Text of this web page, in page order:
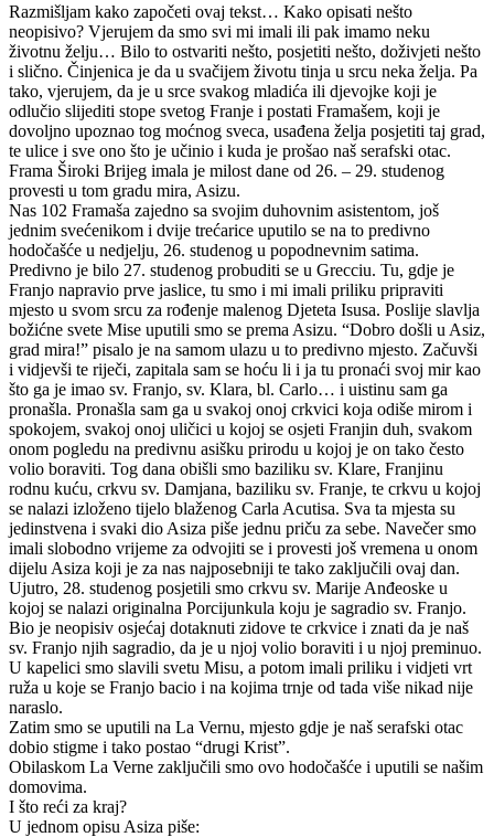
Razmišljam kako započeti ovaj tekst… Kako opisati nešto
neopisivo? Vjerujem da smo svi mi imali ili pak imamo neku
životnu želju… Bilo to ostvariti nešto, posjetiti nešto, doživjeti nešto
i slično. Činjenica je da u svačijem životu tinja u srcu neka želja. Pa
tako, vjerujem, da je u srce svakog mladića ili djevojke koji je
odlučio slijediti stope svetog Franje i postati Framašem, koji je
dovoljno upoznao tog moćnog sveca, usađena želja posjetiti taj grad,
te ulice i sve ono što je učinio i kuda je prošao naš serafski otac.
Frama Široki Brijeg imala je milost dane od 26. – 29. studenog
provesti u tom gradu mira, Asizu.
Nas 102 Framaša zajedno sa svojim duhovnim asistentom, još
jednim svećenikom i dvije trećarice uputilo se na to predivno
hodočašće u nedjelju, 26. studenog u popodnevnim satima.
Predivno je bilo 27. studenog probuditi se u Grecciu. Tu, gdje je
Franjo napravio prve jaslice, tu smo i mi imali priliku pripraviti
mjesto u svom srcu za rođenje malenog Djeteta Isusa. Poslije slavlja
božićne svete Mise uputili smo se prema Asizu. “Dobro došli u Asiz,
grad mira!” pisalo je na samom ulazu u to predivno mjesto. Začuvši
i vidjevši te riječi, zapitala sam se hoću li i ja tu pronaći svoj mir kao
što ga je imao sv. Franjo, sv. Klara, bl. Carlo… i uistinu sam ga
pronašla. Pronašla sam ga u svakoj onoj crkvici koja odiše mirom i
spokojem, svakoj onoj uličici u kojoj se osjeti Franjin duh, svakom
onom pogledu na predivnu asišku prirodu u kojoj je on tako često
volio boraviti. Tog dana obišli smo baziliku sv. Klare, Franjinu
rodnu kuću, crkvu sv. Damjana, baziliku sv. Franje, te crkvu u kojoj
se nalazi izloženo tijelo blaženog Carla Acutisa. Sva ta mjesta su
jedinstvena i svaki dio Asiza piše jednu priču za sebe. Navečer smo
imali slobodno vrijeme za odvojiti se i provesti još vremena u onom
dijelu Asiza koji je za nas najposebniji te tako zaključili ovaj dan.
Ujutro, 28. studenog posjetili smo crkvu sv. Marije Anđeoske u
kojoj se nalazi originalna Porcijunkula koju je sagradio sv. Franjo.
Bio je neopisiv osjećaj dotaknuti zidove te crkvice i znati da je naš
sv. Franjo njih sagradio, da je u njoj volio boraviti i u njoj preminuo.
U kapelici smo slavili svetu Misu, a potom imali priliku i vidjeti vrt
ruža u koje se Franjo bacio i na kojima trnje od tada više nikad nije
naraslo.
Zatim smo se uputili na La Vernu, mjesto gdje je naš serafski otac
dobio stigme i tako postao “drugi Krist”.
Obilaskom La Verne zaključili smo ovo hodočašće i uputili se našim
domovima.
I što reći za kraj?
U jednom opisu Asiza piše: